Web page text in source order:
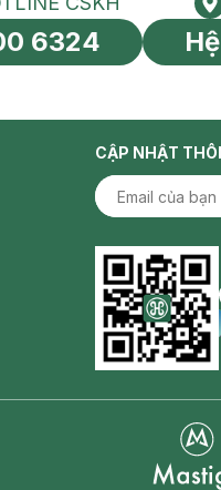
toàn cầu
HOTLINE CSKH
6324
CẬP NHẬT